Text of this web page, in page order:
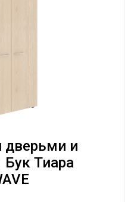
дверьми и
Бук Тиара